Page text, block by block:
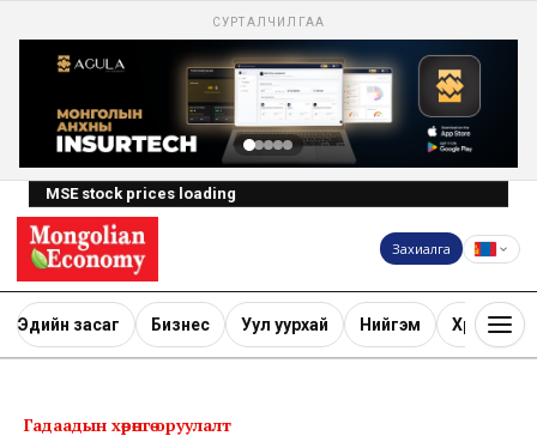
СУРТАЛЧИЛГАА
MSE stock prices loading
Захиалга
Эдийн засаг Бизнес Уул уурхай Нийгэм Хөрөнгө
Гадаадын хөрөнгө оруулалт